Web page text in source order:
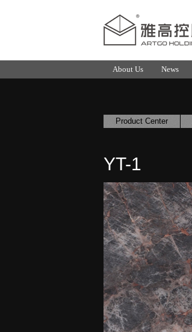
About Us News
Product Center
YT-1